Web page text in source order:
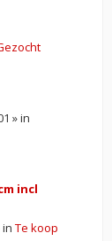
» in
incl
in Te koop